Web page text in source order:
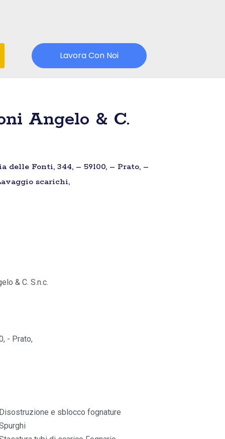
Lavora Con Noi
Angelo & C.
delle Fonti, 344, – 59100, – Prato, –
scarichi,
& C. S.n.c.
- Prato,
Disostruzione e sblocco fognature